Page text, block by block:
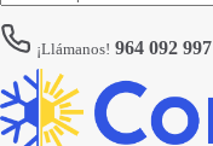
¡Llámanos! 964 092 997